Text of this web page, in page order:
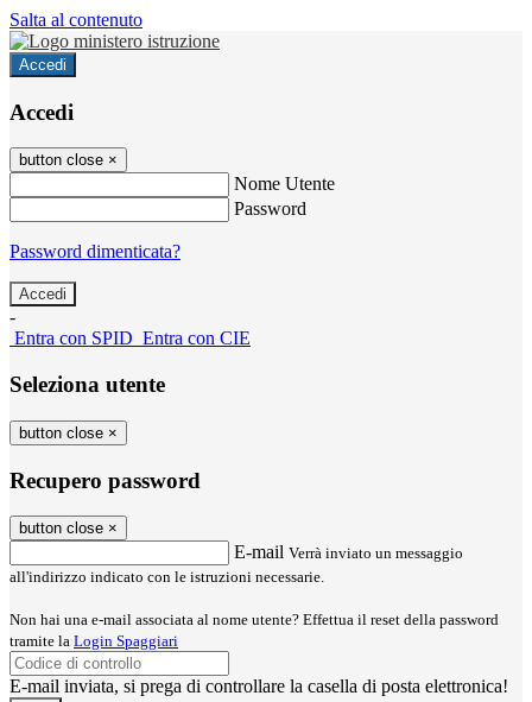
Salta al contenuto
Accedi
Accedi
button close ×
Nome Utente
Password
Password dimenticata?
-
Entra con SPID Entra con CIE
Seleziona utente
button close ×
Recupero password
button close ×
E-mail Verrà inviato un messaggio
all'indirizzo indicato con le istruzioni necessarie.
Non hai una e-mail associata al nome utente? Effettua il reset della password
tramite la Login Spaggiari
E-mail inviata, si prega di controllare la casella di posta elettronica!